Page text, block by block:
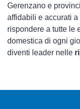
Gerenzano e
affidabili e accurati
rispondere a tutte le
domestica di ogni
diventi leader nelle